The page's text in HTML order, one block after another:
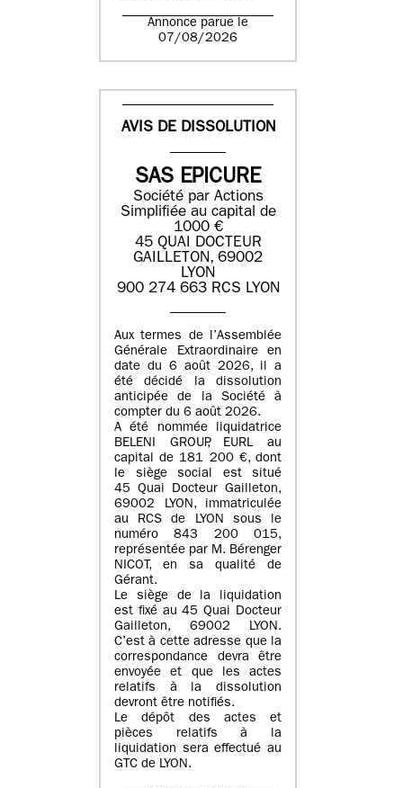
Annonce parue le
07/08/2026
AVIS DE DISSOLUTION
SAS EPICURE
Société par Actions
Simplifiée au capital de
1000 €
45 QUAI DOCTEUR
GAILLETON, 69002
LYON
900 274 663 RCS LYON
Aux termes de l’Assemblée
Générale Extraordinaire en
date du 6 août 2026, il a
été décidé la dissolution
anticipée de la Société à
compter du 6 août 2026.
A été nommée liquidatrice
BELENI GROUP, EURL au
capital de 181 200 €, dont
le siège social est situé
45 Quai Docteur Gailleton,
69002 LYON, immatriculée
au RCS de LYON sous le
numéro 843 200 015,
représentée par M. Bérenger
NICOT, en sa qualité de
Gérant.
Le siège de la liquidation
est fixé au45 Quai Docteur
Gailleton, 69002 LYON.
C’est à cette adresse que la
correspondance devra être
envoyée et que les actes
relatifs à la dissolution
devront être notifiés.
Le dépôt des actes et
pièces relatifs à la
liquidation sera effectué au
GTC de LYON.